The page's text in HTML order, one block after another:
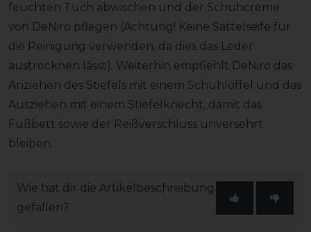
feuchten Tuch abwischen und der Schuhcreme
von DeNiro pflegen (Achtung! Keine Sattelseife für
die Reinigung verwenden, da dies das Leder
austrocknen lässt). Weiterhin empfiehlt DeNiro das
Anziehen des Stiefels mit einem Schuhlöffel und das
Ausziehen mit einem Stiefelknecht, damit das
Fußbett sowie der Reißverschluss unversehrt
bleiben.
Wie hat dir die Artikelbeschreibung
gefallen?